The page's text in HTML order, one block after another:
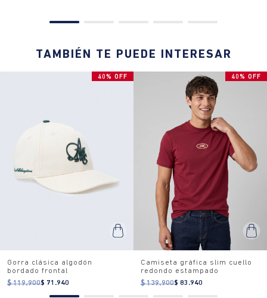
TAMBIÉN TE PUEDE INTERESAR
40% OFF
Gorra clásica algodón
bordado frontal
$ 119.900$ 71.940
40% OFF
Camiseta gráfica slim cuello
redondo estampado
$ 139.900$ 83.940